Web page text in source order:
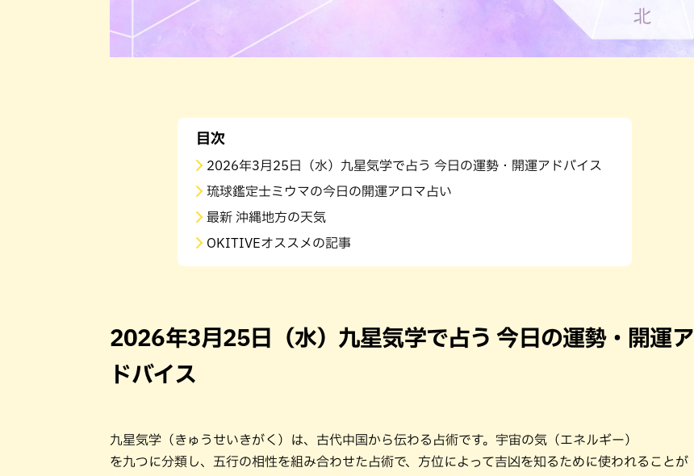
目次
2026年3月25日（水）九星気学で占う 今日の運勢・開運アドバイス
琉球鑑定士ミウマの今日の開運アロマ占い
最新 沖縄地方の天気
OKITIVEオススメの記事
2026年3月25日（水）九星気学で占う 今日の運勢・開運ア
ドバイス
九星気学（きゅうせいきがく）は、古代中国から伝わる占術です。宇宙の気（エネルギー）
を九つに分類し、五行の相性を組み合わせた占術で、方位によって吉凶を知るために使われることが